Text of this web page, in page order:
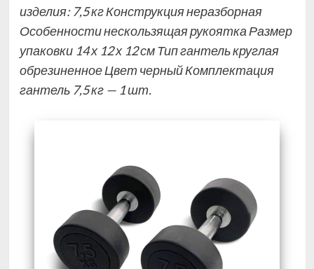
изделия: 7,5 кг Конструкция неразборная
Особенности нескользящая рукоятка Размер
упаковки 14 х 12 х 12 см Тип гантель круглая
обрезиненное Цвет черный Комплектация
гантель 7,5 кг — 1 шт.